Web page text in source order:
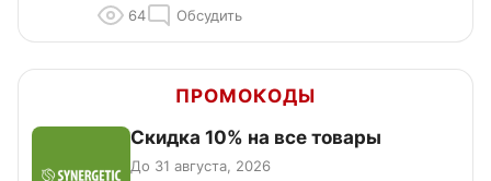
64 Обсудить
ПРОМОКОДЫ
Скидка 10% на все товары
До 31 августа, 2026